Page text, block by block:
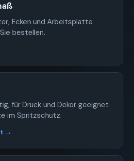
Ecken und Arbeitsplatte
bestellen.
für Druck und Dekor geeignet
im Spritzschutz.
→